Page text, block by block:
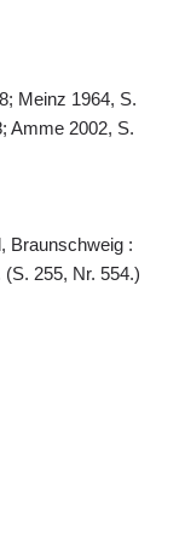
Meinz 1964, S.
Amme 2002, S.
Braunschweig :
255, Nr. 554.)